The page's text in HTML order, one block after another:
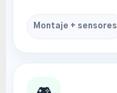
Montaje + sensores